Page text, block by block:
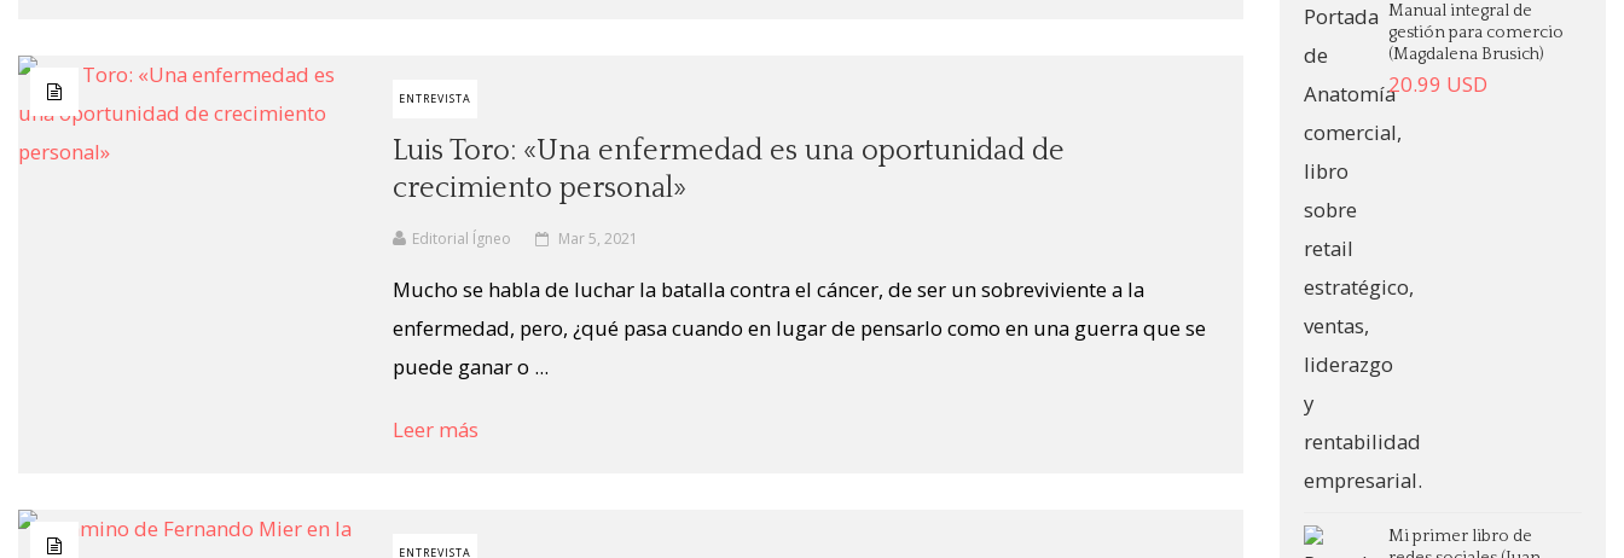
ENTREVISTA
Luis Toro: «Una enfermedad es una oportunidad de
crecimiento personal»
Editorial Ígneo Mar 5, 2021
Mucho se habla de luchar la batalla contra el cáncer, de ser un sobreviviente a la
enfermedad, pero, ¿qué pasa cuando en lugar de pensarlo como en una guerra que se
puede ganar o ...
Leer más
ENTREVISTA
Manual integral de
gestión para comercio
(Magdalena Brusich)
20.99 USD
Mi primer libro de